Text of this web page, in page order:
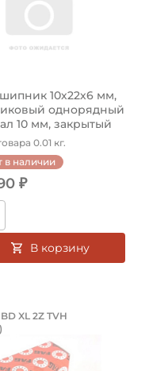
10х22х6 мм,
однорядный
10 мм, закрытый
0.01 кг.
в наличии
₽
В корзину
мм,
1309 K TVH C3
3205 BD XL 2Z
XL 2Z TVH